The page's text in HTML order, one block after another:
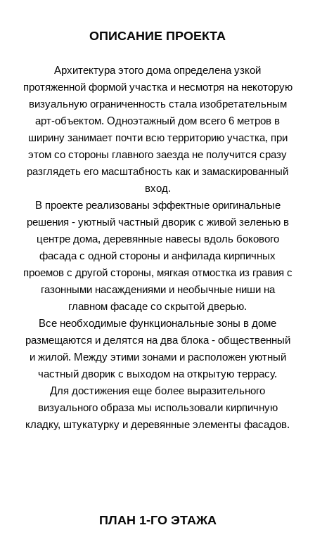
ОПИСАНИЕ ПРОЕКТА
Архитектура этого дома определена узкой
протяженной формой участка и несмотря на некоторую
визуальную ограниченность стала изобретательным
арт-объектом. Одноэтажный дом всего 6 метров в
ширину занимает почти всю территорию участка, при
этом со стороны главного заезда не получится сразу
разглядеть его масштабность как и замаскированный
вход.
В проекте реализованы эффектные оригинальные
решения - уютный частный дворик с живой зеленью в
центре дома, деревянные навесы вдоль бокового
фасада с одной стороны и анфилада кирпичных
проемов с другой стороны, мягкая отмостка из гравия с
газонными насаждениями и необычные ниши на
главном фасаде со скрытой дверью.
Все необходимые функциональные зоны в доме
размещаются и делятся на два блока - общественный
и жилой. Между этими зонами и расположен уютный
частный дворик с выходом на открытую террасу.
Для достижения еще более выразительного
визуального образа мы использовали кирпичную
кладку, штукатурку и деревянные элементы фасадов.
ПЛАН 1-ГО ЭТАЖА